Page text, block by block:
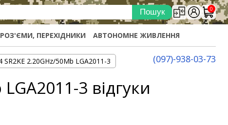
0
РОЗ'ЄМИ, ПЕРЕХІДНИКИ АВТОНОМНЕ ЖИВЛЕННЯ
(097)-938-03-73
2.20GHz/50Mb LGA2011-3
3 відгуки